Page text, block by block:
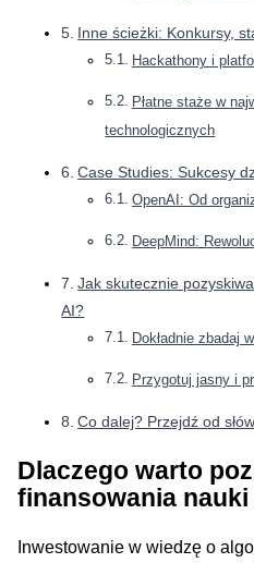
Inne ścieżki: Konkursy,
Hackathony i
Płatne staże w
technologicznych
Case Studies: Sukcesy
OpenAI: Od
DeepMind:
Jak skutecznie
AI?
Dokładnie zbadaj
Przygotuj jasny i
Co dalej? Przejdź od
Dlaczego warto
finansowania nauki
Inwestowanie w wiedzę o